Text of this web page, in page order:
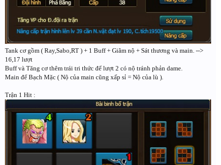
Tank cơ gồm ( Ray,Sabo,RT ) + 1 Buff + Giãm nộ + Sát thương và main. -->
16,17 lượt
Buff và Tăng cơ thêm trái tri thức để lượt 2 có nộ tránh phản dame.
Main để Bạch Mặc ( Nộ của main cũng xấp sỉ = Nộ của lù ).
Trận 1 Hit :